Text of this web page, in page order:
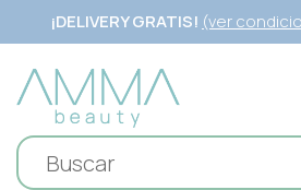
¡DELIVERY GRATIS! (ver